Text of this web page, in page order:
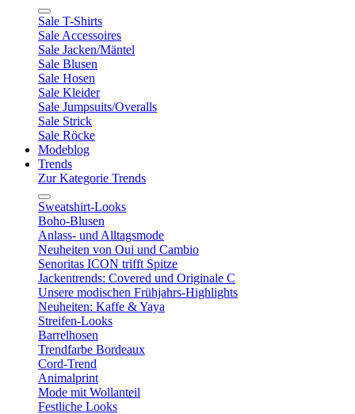
Sale T-Shirts
Sale Accessoires
Sale Jacken/Mäntel
Sale Blusen
Sale Hosen
Sale Kleider
Sale Jumpsuits/Overalls
Sale Strick
Sale Röcke
Modeblog
Trends
Zur Kategorie Trends
Sweatshirt-Looks
Boho-Blusen
Anlass- und Alltagsmode
Neuheiten von Oui und Cambio
Senoritas ICON trifft Spitze
Jackentrends: Covered und Originale C
Unsere modischen Frühjahrs-Highlights
Neuheiten: Kaffe & Yaya
Streifen-Looks
Barrelhosen
Trendfarbe Bordeaux
Cord-Trend
Animalprint
Mode mit Wollanteil
Festliche Looks